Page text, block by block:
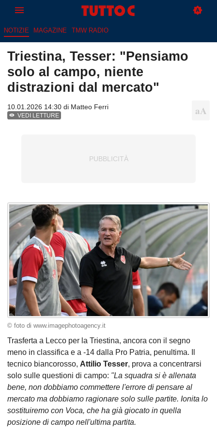
NOTIZIE MAGAZINE TMW RADIO
Triestina, Tesser: "Pensiamo
solo al campo, niente
distrazioni dal mercato"
10.01.2026 14:30 di Matteo Ferri
VEDI LETTURE
© foto di www.imagephotoagency.it
Trasferta a Lecco per la Triestina, ancora con il segno
meno in classifica e a -14 dalla Pro Patria, penultima. Il
tecnico biancorosso, Attilio Tesser, prova a concentrarsi
solo sulle questioni di campo: "La squadra si è allenata
bene, non dobbiamo commettere l'errore di pensare al
mercato ma dobbiamo ragionare solo sulle partite. Ionita lo
sostituiremo con Voca, che ha già giocato in quella
posizione di campo nell'ultima partita.